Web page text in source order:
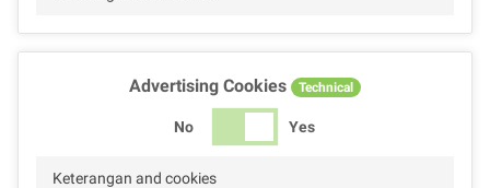
Advertising Cookies Technical
No Yes
Keterangan and cookies